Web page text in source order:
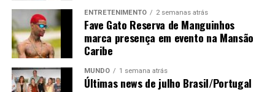
ENTRETENIMENTO 2 semanas atrás
Fave Gato Reserva de Manguinhos
marca presença em evento na Mansão
Caribe
MUNDO 1 semana atrás
Últimas news de julho Brasil/Portugal